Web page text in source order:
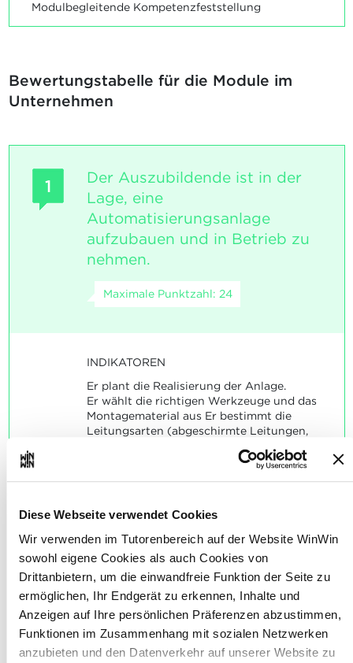
Diese Webseite verwendet Cookies
Wir verwenden im Tutorenbereich auf der Website WinWin
sowohl eigene Cookies als auch Cookies von
Drittanbietern, um die einwandfreie Funktion der Seite zu
ermöglichen, Ihr Endgerät zu erkennen, Inhalte und
Anzeigen auf Ihre persönlichen Präferenzen abzustimmen,
Funktionen im Zusammenhang mit sozialen Netzwerken
anzubieten und den Datenverkehr auf unserer Website zu
Modulbegleitende Kompetenzfeststellung
Bewertungstabelle für die Module im
Unternehmen
1
Der Auszubildende ist in der
Lage, eine
Automatisierungsanlage
aufzubauen und in Betrieb zu
nehmen.
Maximale Punktzahl: 24
INDIKATOREN
Er plant die Realisierung der Anlage.
Er wählt die richtigen Werkzeuge und das
Montagematerial aus Er bestimmt die
Leitungsarten (abgeschirmte Leitungen,
Er führt eine fachgerechte Verdrahtung
Programmes.
SOCKEL
Die indikatorbezogenen typischen
Aufgabenstellungen sind zufriedenstellend
gelöst.